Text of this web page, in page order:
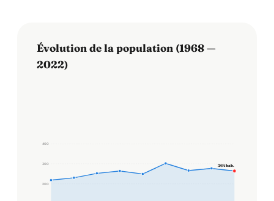
Évolution de la population (1968 —
2022)
200
300
400
264 hab.